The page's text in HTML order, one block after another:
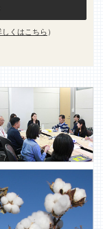
しくはこちら ）